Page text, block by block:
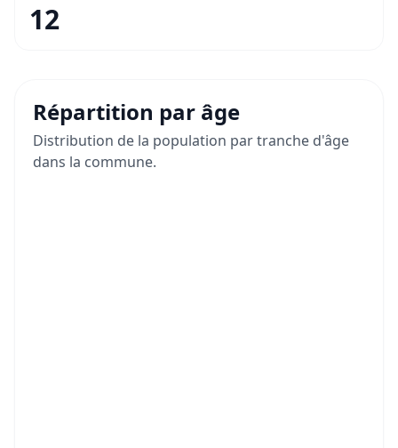
12
Répartition par âge
Distribution de la population par tranche d'âge
dans la commune.